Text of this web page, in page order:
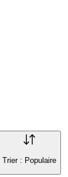
Trier : Populaire